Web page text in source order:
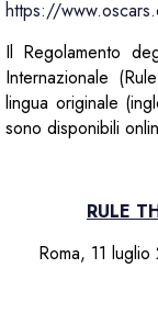
https://
Il Regolamento
Internazionale
lingua originale
sono disponibili
RULE
Roma, 11